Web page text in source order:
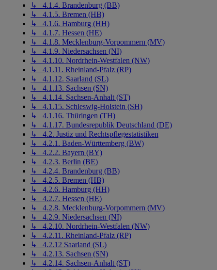
↳ 4.1.4. Brandenburg (BB)
↳ 4.1.5. Bremen (HB)
↳ 4.1.6. Hamburg (HH)
↳ 4.1.7. Hessen (HE)
↳ 4.1.8. Mecklenburg-Vorpommern (MV)
↳ 4.1.9. Niedersachsen (NI)
↳ 4.1.10. Nordrhein-Westfalen (NW)
↳ 4.1.11. Rheinland-Pfalz (RP)
↳ 4.1.12. Saarland (SL)
↳ 4.1.13. Sachsen (SN)
↳ 4.1.14. Sachsen-Anhalt (ST)
↳ 4.1.15. Schleswig-Holstein (SH)
↳ 4.1.16. Thüringen (TH)
↳ 4.1.17. Bundesrepublik Deutschland (DE)
↳ 4.2. Justiz und Rechtspflegestatistiken
↳ 4.2.1. Baden-Württemberg (BW)
↳ 4.2.2. Bayern (BY)
↳ 4.2.3. Berlin (BE)
↳ 4.2.4. Brandenburg (BB)
↳ 4.2.5. Bremen (HB)
↳ 4.2.6. Hamburg (HH)
↳ 4.2.7. Hessen (HE)
↳ 4.2.8. Mecklenburg-Vorpommern (MV)
↳ 4.2.9. Niedersachsen (NI)
↳ 4.2.10. Nordrhein-Westfalen (NW)
↳ 4.2.11. Rheinland-Pfalz (RP)
↳ 4.2.12 Saarland (SL)
↳ 4.2.13. Sachsen (SN)
↳ 4.2.14. Sachsen-Anhalt (ST)